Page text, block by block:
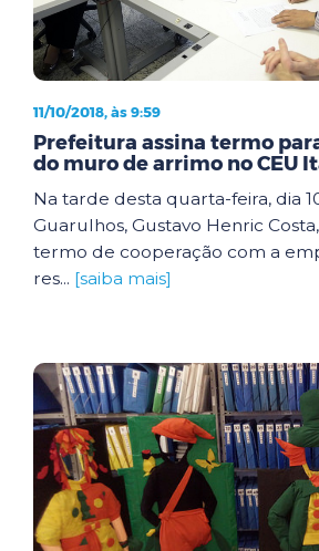
11/10/2018, às 9:59
Prefeitura assina termo
do muro de arrimo no CEU
Na tarde desta quarta-feira, dia
Guarulhos, Gustavo Henric
termo de cooperação com a
res... [saiba mais]